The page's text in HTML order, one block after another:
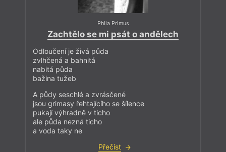
Phila Primus
Zachtělo se mi psát o andělech
Odloučení je živá půda
zvlhčená a bahnitá
nabitá půda
bažina tužeb
A půdy seschlé a zvrásčené
jsou grimasy řehtajícího se šílence
pukají výhradně v ticho
ale půda nezná ticho
a voda taky ne
Přečíst